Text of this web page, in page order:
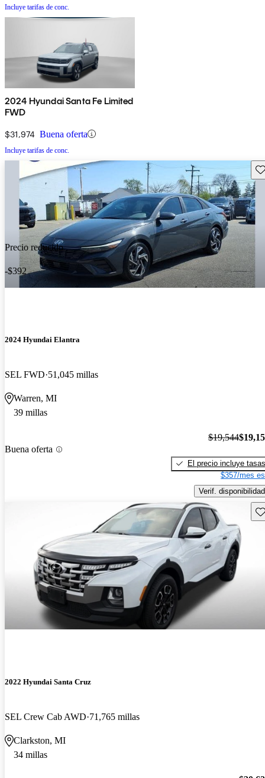
Incluye tarifas de conc.
2024 Hyundai Santa Fe Limited
FWD
$31,974 Buena oferta
Incluye tarifas de conc.
Precio reducido
-$392
2024 Hyundai Elantra
SEL FWD 51,045 millas
Warren, MI
39 millas
Buena oferta
$19,544
El precio incluye tasas
$357/mes
Verif. disponibilidad
2022 Hyundai Santa Cruz
SEL Crew Cab AWD 71,765 millas
Clarkston, MI
34 millas